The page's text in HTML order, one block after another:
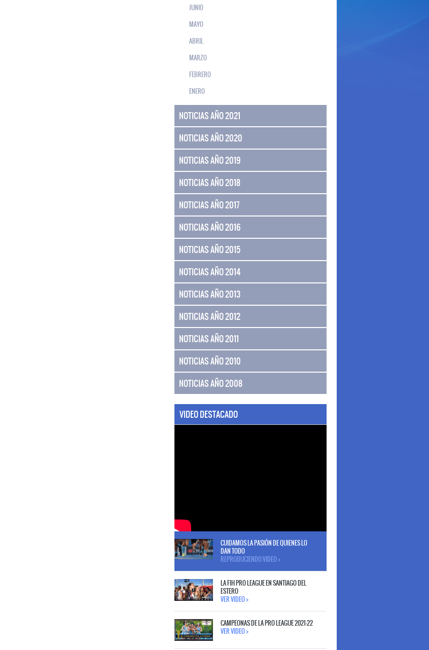
JUNIO
MAYO
ABRIL
MARZO
FEBRERO
ENERO
NOTICIAS AÑO 2021
NOTICIAS AÑO 2020
NOTICIAS AÑO 2019
NOTICIAS AÑO 2018
NOTICIAS AÑO 2017
NOTICIAS AÑO 2016
NOTICIAS AÑO 2015
NOTICIAS AÑO 2014
NOTICIAS AÑO 2013
NOTICIAS AÑO 2012
NOTICIAS AÑO 2011
NOTICIAS AÑO 2010
NOTICIAS AÑO 2008
VIDEO DESTACADO
CUIDAMOS LA PASIÓN DE QUIENES LO
DAN TODO
REPRODUCIENDO VIDEO >
LA FIH PRO LEAGUE EN SANTIAGO DEL
ESTERO
VER VIDEO >
CAMPEONAS DE LA PRO LEAGUE 2021-22
VER VIDEO >